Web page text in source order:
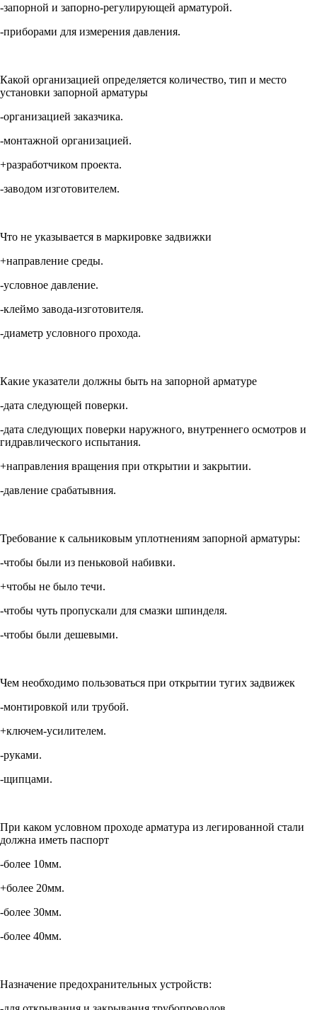
-запорной и запорно-регулирующей арматурой.
-приборами для измерения давления.
Какой организацией определяется количество, тип и место
установки запорной арматуры
-организацией заказчика.
-монтажной организацией.
+разработчиком проекта.
-заводом изготовителем.
Что не указывается в маркировке задвижки
+направление среды.
-условное давление.
-клеймо завода-изготовителя.
-диаметр условного прохода.
Какие указатели должны быть на запорной арматуре
-дата следующей поверки.
-дата следующих поверки наружного, внутреннего осмотров и
гидравлического испытания.
+направления вращения при открытии и закрытии.
-давление срабатывния.
Требование к сальниковым уплотнениям запорной арматуры:
-чтобы были из пеньковой набивки.
+чтобы не было течи.
-чтобы чуть пропускали для смазки шпинделя.
-чтобы были дешевыми.
Чем необходимо пользоваться при открытии тугих задвижек
-монтировкой или трубой.
+ключем-усилителем.
-руками.
-щипцами.
При каком условном проходе арматура из легированной стали
должна иметь паспорт
-более 10мм.
+более 20мм.
-более 30мм.
-более 40мм.
Назначение предохранительных устройств: